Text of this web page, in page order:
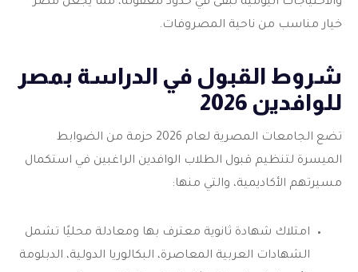
خيار مناسب من ناحية المصروفات.
شروط القبول في الدراسة بمصر
للوافدين 2026
تضع الجامعات المصرية لعام 2026 حزمة من الضوابط
الميسرة لتنظيم قبول الطلاب الوافدين الراغبين في استكمال
مسيرتهم الأكاديمية، والتي منها:
امتلاك شهادة ثانوية معترف بها ومعادلة محليًا تشمل
الشهادات العربية المعاصرة، البكالوريا الدولية، الدبلومة